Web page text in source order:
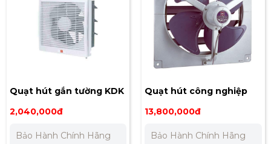
Quạt hút gắn tường KDK
30ALF
2,040,000đ
Bảo Hành Chính Hãng
Quạt hút công nghiệp
KDK 50AEQ2
13,800,000đ
Bảo Hành Chính Hãng